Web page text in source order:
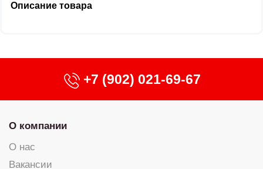
Описание товара
+7 (902) 021-69-67
О компании
О нас
Вакансии